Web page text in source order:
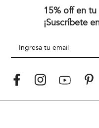
15% off en
¡Suscríbete